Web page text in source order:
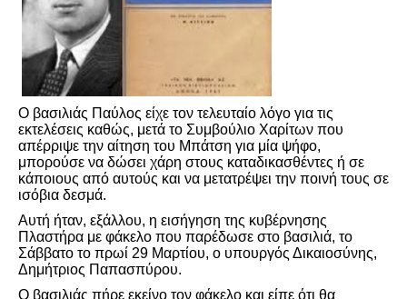
Ο βασιλιάς Παύλος είχε τον τελευταίο λόγο για τις
εκτελέσεις καθώς, μετά το Συμβούλιο Χαρίτων που
απέρριψε την αίτηση του Μπάτση για μία ψήφο,
μπορούσε να δώσει χάρη στους καταδικασθέντες ή σε
κάποιους από αυτούς και να μετατρέψει την ποινή τους σε
ισόβια δεσμά.
Αυτή ήταν, εξάλλου, η εισήγηση της κυβέρνησης
Πλαστήρα με φάκελο που παρέδωσε στο βασιλιά, το
Σάββατο το πρωί 29 Μαρτίου, ο υπουργός Δικαιοσύνης,
Δημήτριος Παπασπύρου.
Ο βασιλιάς πήρε εκείνο τον φάκελο και είπε ότι θα